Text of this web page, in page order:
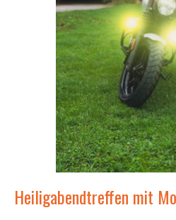
Heiligabendtreffen mit